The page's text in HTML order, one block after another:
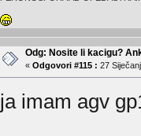
Odg: Nosite li kacigu?
« Odgovori #115 : 27
ja imam agv